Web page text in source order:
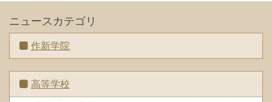
ニュースカテゴリ
作新学院
高等学校